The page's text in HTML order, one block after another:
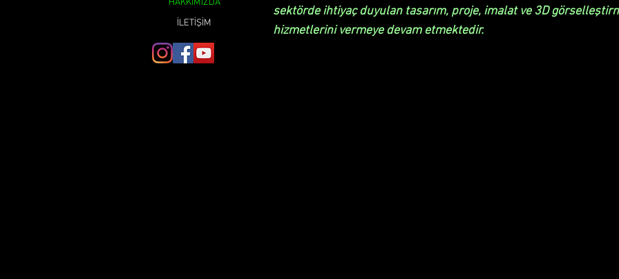
sektörde ihtiyaç duyulan tasarım, proje, imalat ve 3D
hizmetlerini vermeye devam etmektedir.
HAKKIMIZDA
İLETİŞİM